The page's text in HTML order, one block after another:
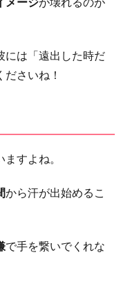
には「遠出した時だ
さいね！
すよね。
から汗が出始めるこ
で手を繋いでくれな